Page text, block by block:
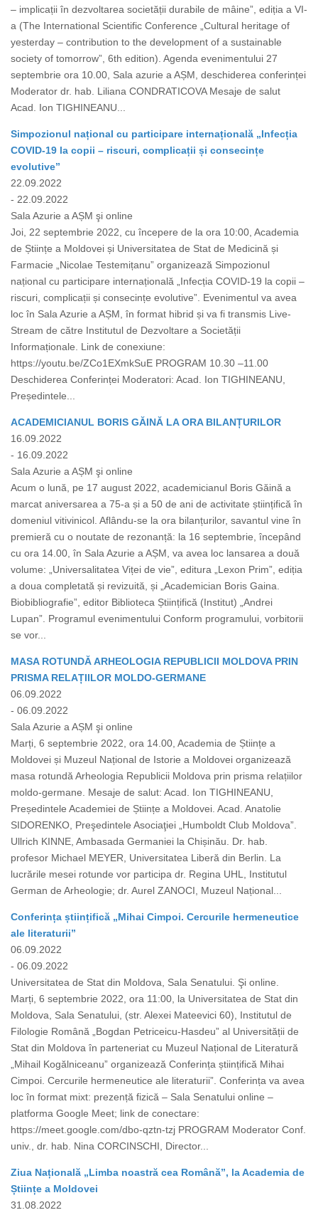
– implicații în dezvoltarea societății durabile de mâine”, ediția a VI-
a (The International Scientific Conference „Cultural heritage of
yesterday – contribution to the development of a sustainable
society of tomorrow”, 6th edition). Agenda evenimentului 27
septembrie ora 10.00, Sala azurie a AȘM, deschiderea conferinței
Moderator dr. hab. Liliana CONDRATICOVA Mesaje de salut
Acad. Ion TIGHINEANU...
Simpozionul național cu participare internațională „Infecția
COVID-19 la copii – riscuri, complicații și consecințe
evolutive”
22.09.2022
- 22.09.2022
Sala Azurie a AȘM şi online
Joi, 22 septembrie 2022, cu începere de la ora 10:00, Academia
de Științe a Moldovei și Universitatea de Stat de Medicină și
Farmacie „Nicolae Testemițanu” organizează Simpozionul
național cu participare internațională „Infecția COVID-19 la copii –
riscuri, complicații și consecințe evolutive”. Evenimentul va avea
loc în Sala Azurie a AȘM, în format hibrid și va fi transmis Live-
Stream de către Institutul de Dezvoltare a Societății
Informaționale. Link de conexiune:
https://youtu.be/ZCo1EXmkSuE PROGRAM 10.30 –11.00
Deschiderea Conferinței Moderatori: Acad. Ion TIGHINEANU,
Președintele...
ACADEMICIANUL BORIS GĂINĂ LA ORA BILANȚURILOR
16.09.2022
- 16.09.2022
Sala Azurie a AȘM şi online
Acum o lună, pe 17 august 2022, academicianul Boris Găină a
marcat aniversarea a 75-a și a 50 de ani de activitate științifică în
domeniul vitivinicol. Aflându-se la ora bilanțurilor, savantul vine în
premieră cu o noutate de rezonanță: la 16 septembrie, începând
cu ora 14.00, în Sala Azurie a AȘM, va avea loc lansarea a două
volume: „Universalitatea Viței de vie”, editura „Lexon Prim”, ediția
a doua completată și revizuită, și „Academician Boris Gaina.
Biobibliografie”, editor Biblioteca Științifică (Institut) „Andrei
Lupan”. Programul evenimentului Conform programului, vorbitorii
se vor...
MASA ROTUNDĂ ARHEOLOGIA REPUBLICII MOLDOVA PRIN
PRISMA RELAȚIILOR MOLDO-GERMANE
06.09.2022
- 06.09.2022
Sala Azurie a AȘM şi online
Marți, 6 septembrie 2022, ora 14.00, Academia de Științe a
Moldovei și Muzeul Național de Istorie a Moldovei organizează
masa rotundă Arheologia Republicii Moldova prin prisma relațiilor
moldo-germane. Mesaje de salut: Acad. Ion TIGHINEANU,
Președintele Academiei de Științe a Moldovei. Acad. Anatolie
SIDORENKO, Preşedintele Asociaţiei „Humboldt Club Moldova”.
Ullrich KINNE, Ambasada Germaniei la Chișinău. Dr. hab.
profesor Michael MEYER, Universitatea Liberă din Berlin. La
lucrările mesei rotunde vor participa dr. Regina UHL, Institutul
German de Arheologie; dr. Aurel ZANOCI, Muzeul Național...
Conferința științifică „Mihai Cimpoi. Cercurile hermeneutice
ale literaturii”
06.09.2022
- 06.09.2022
Universitatea de Stat din Moldova, Sala Senatului. Şi online.
Marți, 6 septembrie 2022, ora 11:00, la Universitatea de Stat din
Moldova, Sala Senatului, (str. Alexei Mateevici 60), Institutul de
Filologie Română „Bogdan Petriceicu-Hasdeu” al Universității de
Stat din Moldova în parteneriat cu Muzeul Național de Literatură
„Mihail Kogălniceanu” organizează Conferința științifică Mihai
Cimpoi. Cercurile hermeneutice ale literaturii”. Conferința va avea
loc în format mixt: prezență fizică – Sala Senatului online –
platforma Google Meet; link de conectare:
https://meet.google.com/dbo-qztn-tzj PROGRAM Moderator Conf.
univ., dr. hab. Nina CORCINSCHI, Director...
Ziua Națională „Limba noastră cea Română”, la Academia de
Științe a Moldovei
31.08.2022